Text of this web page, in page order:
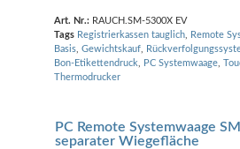
Art. Nr.: RAUCH.SM-5300X EV
Tags Registrierkassen tauglich, Remote
Basis, Gewichtskauf,
Bon-Etikettendruck
PC Systemwaage,
Thermodrucker
PC Remote Systemwaage
separater Wiegefläche